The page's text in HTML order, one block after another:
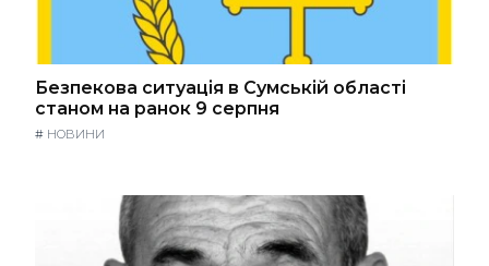
Безпекова ситуація в Сумській області
станом на ранок 9 серпня
# НОВИНИ